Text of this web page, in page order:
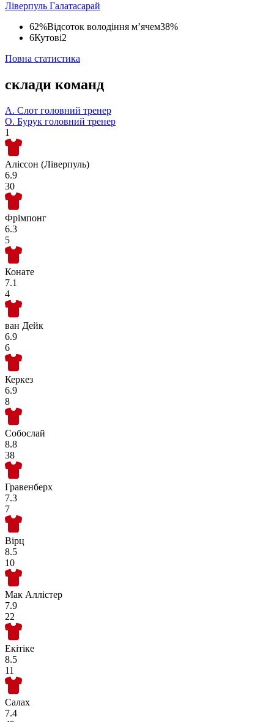
Ліверпуль Галатасарай
62%Відсоток володіння м’ячем38%
6Кутові2
Повна статистика
склади команд
А. Слот головний тренер
О. Бурук головний тренер
1
Аліссон (Ліверпуль)
6.9
30
Фрімпонг
6.3
5
Конате
7.1
4
ван Дейк
6.9
6
Керкез
6.9
8
Собослай
8.8
38
Гравенберх
7.3
7
Вірц
8.5
10
Мак Аллістер
7.9
22
Екітіке
8.5
11
Салах
7.4